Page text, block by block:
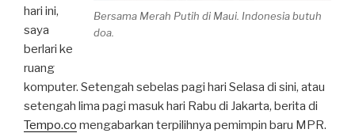
Bersama Merah Putih di Maui. Indonesia butuh
doa.
hari ini,
saya
berlari ke
ruang
komputer. Setengah sebelas pagi hari Selasa di sini, atau
setengah lima pagi masuk hari Rabu di Jakarta, berita di
Tempo.co mengabarkan terpilihnya pemimpin baru MPR.